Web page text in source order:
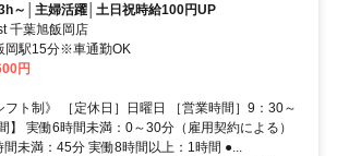
～│主婦活躍│土日祝時給100円UP
千葉旭飯岡店
岡駅15分※車通勤OK
円
フト制》 ［定休日］日曜日 ［営業時間］9：30～
】 実働6時間未満：0～30分（雇用契約による）
未満：45分 実働8時間以上：1時間 ●...